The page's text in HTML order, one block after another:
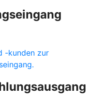
-kunden zur